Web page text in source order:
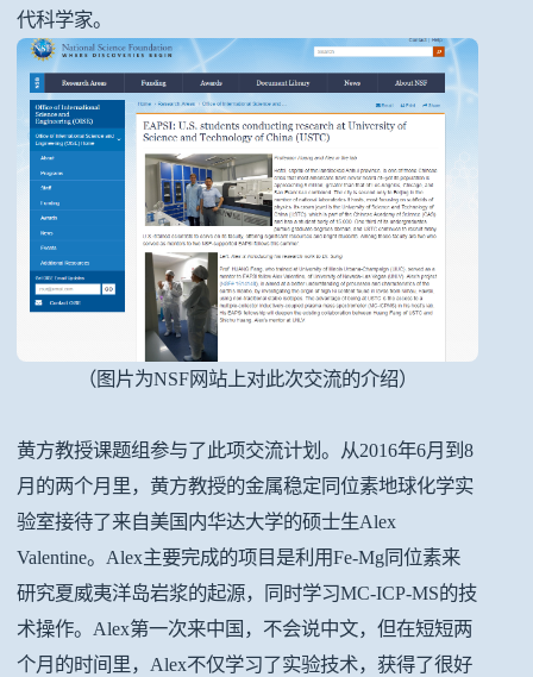
代科学家。
（图片为NSF网站上对此次交流的介绍）
黄方教授课题组参与了此项交流计划。从2016年6月到8
月的两个月里，黄方教授的金属稳定同位素地球化学实
验室接待了来自美国内华达大学的硕士生Alex
Valentine。Alex主要完成的项目是利用Fe-Mg同位素来
研究夏威夷洋岛岩浆的起源，同时学习MC-ICP-MS的技
术操作。Alex第一次来中国，不会说中文，但在短短两
个月的时间里，Alex不仅学习了实验技术，获得了很好